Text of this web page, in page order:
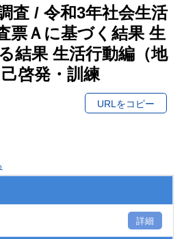
査 / 令和3年社会生活
票Ａに基づく結果 生
結果 生活行動編（地
啓発・訓練
URLをコピー
詳細